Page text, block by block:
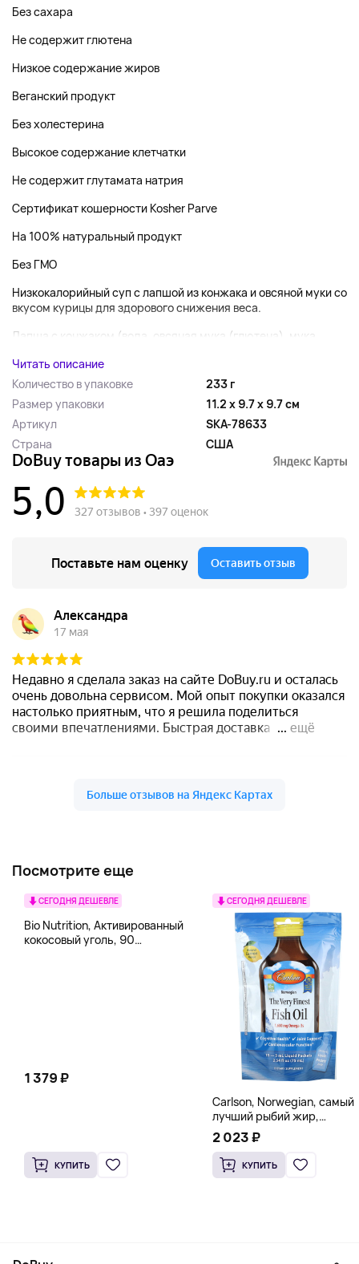
Без сахара
Не содержит глютена
Низкое содержание жиров
Веганский продукт
Без холестерина
Высокое содержание клетчатки
Не содержит глутамата натрия
Сертификат кошерности Kosher Parve
На 100% натуральный продукт
Без ГМО
Низкокалорийный суп с лапшой из конжака и овсяной муки со
вкусом курицы для здорового снижения веса.
Лапша с конжаком (вода, овсяная мука (глютена), мука ...
Читать описание
Количество в упаковке
233 г
Размер упаковки
11.2 x 9.7 x 9.7 см
Артикул
SKA-78633
Страна
США
Посмотрите еще
СЕГОДНЯ ДЕШЕВЛЕ
Bio Nutrition, Активированный
кокосовый уголь, 90
1 379 ₽
КУПИТЬ
СЕГОДНЯ ДЕШЕВЛЕ
Carlson, Norwegian, самый
лучший рыбий жир,
натуральный лимон, 15
пакетиков (5 мл) каждый
2 023 ₽
КУПИТЬ